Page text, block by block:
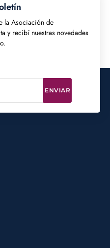
la Asociación de
y recibí nuestras novedades
ENVIAR